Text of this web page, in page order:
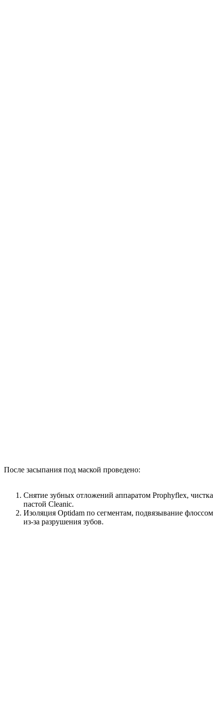
После засыпания под маской проведено:
Снятие зубных отложений аппаратом Prophyflex, чистка
пастой Cleanic.
Изоляция Optidam по сегментам, подвязывание флоссом
из-за разрушения зубов.